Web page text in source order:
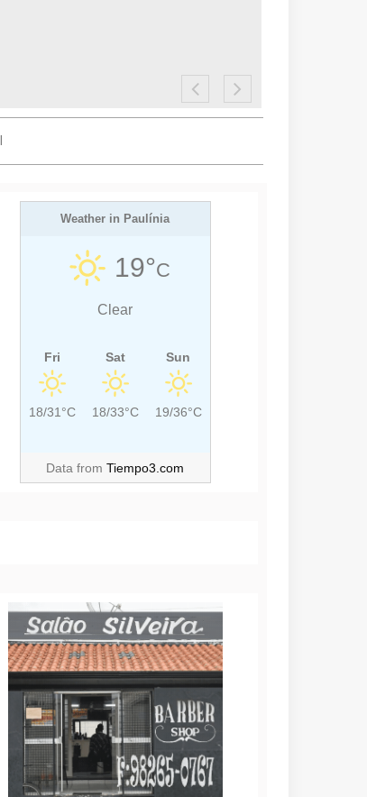
Weather in Paulínia
19°C
Clear
Fri
18/31°C
Sat
18/33°C
Sun
19/36°C
Data fromTiempo3.com